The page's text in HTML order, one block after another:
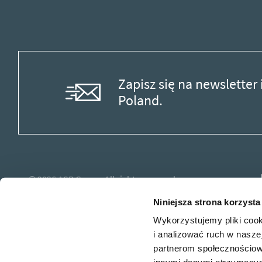
Niniejsza strona
Wykorzystujemy pliki
i analizować ruch w
partnerom
Zapisz się na
Poland.
© 2026ASB Group.All rights reserved.